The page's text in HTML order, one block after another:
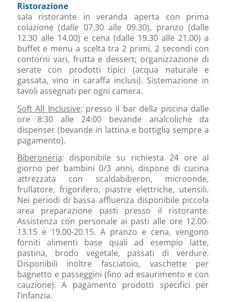
Ristorazione
sala ristorante in veranda aperta con prima
colazione (dalle 07.30 alle 09.30), pranzo (dalle
12.30 alle 14.00) e cena (dalle 19.30 alle 21.00) a
buffet e menu a scelta tra 2 primi, 2 secondi con
contorni vari, frutta e dessert; organizzazione di
serate con prodotti tipici (acqua naturale e
gassata, vino in caraffa inclusi). Sistemazione in
tavoli assegnati per ogni camera.
Soft All Inclusive: presso il bar della piscina dalle
ore 8:30 alle 24:00 bevande analcoliche da
dispenser (bevande in lattina e bottiglia sempre a
pagamento).
Biberoneria: disponibile su richiesta 24 ore al
giorno per bambini 0/3 anni, dispone di cucina
attrezzata con scaldabiberon, microonde,
frullatore, frigorifero, piastre elettriche, utensili.
Nei periodi di bassa affluenza disponibile piccola
area preparazione pasti presso il ristorante.
Assistenza con personale ai pasti alle ore 12.00-
13.15 e 19.00-20.15. A pranzo e cena, vengono
forniti alimenti base quali ad esempio latte,
pastina, brodo vegetale, passati di verdure.
Disponibili inoltre fasciatoio, vaschette per
bagnetto e passeggini (fino ad esaurimento e con
cauzione). A pagamento prodotti specifici per
l’infanzia.